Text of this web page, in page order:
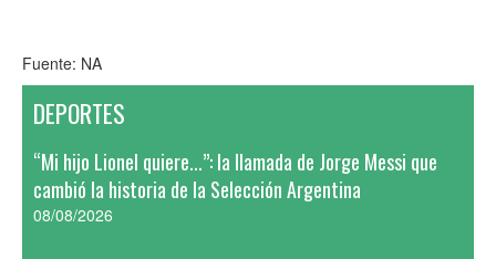
Fuente: NA
DEPORTES
“Mi hijo Lionel quiere...”: la llamada de Jorge Messi que
cambió la historia de la Selección Argentina
08/08/2026